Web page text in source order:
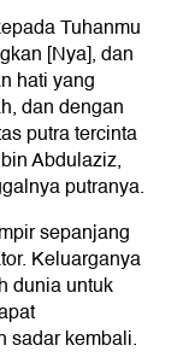
Tuhanmu
[Nya], dan
hati yang
dan dengan
putra tercinta
Abdulaziz,
putranya.
sepanjang
Keluarganya
dunia untuk
sadar kembali.